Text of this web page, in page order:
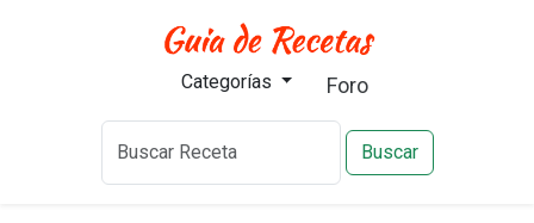
Categorías Foro
Buscar